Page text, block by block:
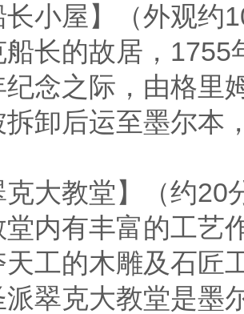
长小屋】（外观
长的故居，
念之际，由格里
拆卸后运至墨尔本
克大教堂】（约
内有丰富的工艺
工的木雕及石匠
派翠克大教堂是墨